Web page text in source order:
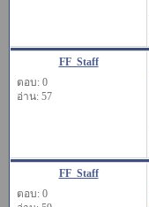
FF_Staff
ตอบ: 0
อ่าน: 57
FF_Staff
ตอบ: 0